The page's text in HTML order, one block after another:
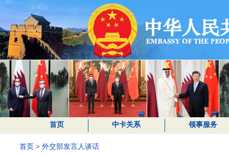
首页 中卡关系 领事服务
首页 > 外交部发言人谈话